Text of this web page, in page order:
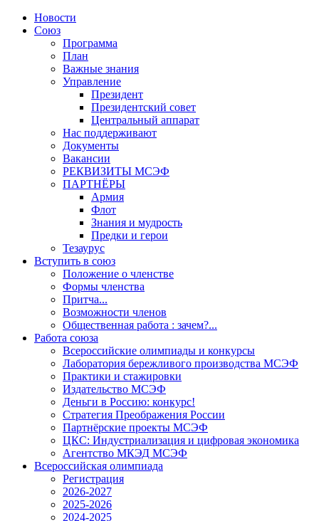
Новости
Союз
Программа
План
Важные знания
Управление
Президент
Президентский совет
Центральный аппарат
Нас поддерживают
Документы
Вакансии
РЕКВИЗИТЫ МСЭФ
ПАРТНЁРЫ
Армия
Флот
Знания и мудрость
Предки и герои
Тезаурус
Вступить в союз
Положение о членстве
Формы членства
Притча...
Возможности членов
Общественная работа : зачем?...
Работа союза
Всероссийские олимпиады и конкурсы
Лаборатория бережливого производства МСЭФ
Практики и стажировки
Издательство МСЭФ
Деньги в Россию: конкурс!
Стратегия Преображения России
Партнёрские проекты МСЭФ
ЦКС: Индустриализация и цифровая экономика
Агентство МКЭД МСЭФ
Всероссийская олимпиада
Регистрация
2026-2027
2025-2026
2024-2025